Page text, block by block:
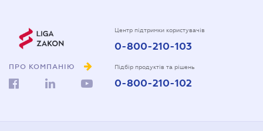
ПРО КОМПАНІЮ
Центр підтримки користувачів
0-800-210-103
Підбір продуктів та рішень
0-800-210-102